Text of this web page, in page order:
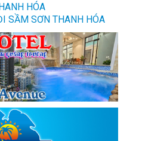
HÓA
SẦM SƠN THANH HÓA